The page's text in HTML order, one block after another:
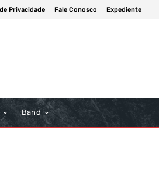
Privacidade Fale Conosco Expediente
Band